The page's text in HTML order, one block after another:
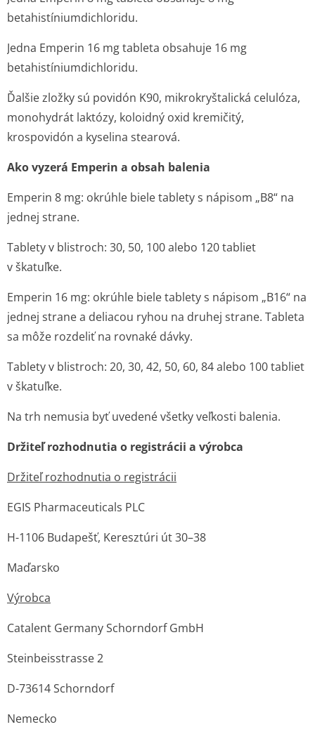
betahistínium­dichloridu.
Jedna Emperin 16 mg tableta obsahuje 16 mg
betahistínium­dichloridu.
Ďalšie zložky sú povidón K90, mikrokryštalická celulóza,
monohydrát laktózy, koloidný oxid kremičitý,
krospovidón a kyselina stearová.
Ako vyzerá Emperin a obsah balenia
Emperin 8 mg: okrúhle biele tablety s nápisom „B8“ na
jednej strane.
Tablety v blistroch: 30, 50, 100 alebo 120 tabliet
v škatuľke.
Emperin 16 mg: okrúhle biele tablety s nápisom „B16“ na
jednej strane a deliacou ryhou na druhej strane. Tableta
sa môže rozdeliť na rovnaké dávky.
Tablety v blistroch: 20, 30, 42, 50, 60, 84 alebo 100 tabliet
v škatuľke.
Na trh nemusia byť uvedené všetky veľkosti balenia.
Držiteľ rozhodnutia o registrácii a výrobca
Držiteľ rozhodnutia o registrácii
EGIS Pharmaceuticals PLC
H-1106 Budapešť, Keresztúri út 30–38
Maďarsko
Výrobca
Catalent Germany Schorndorf GmbH
Steinbeisstrasse 2
D-73614 Schorndorf
Nemecko